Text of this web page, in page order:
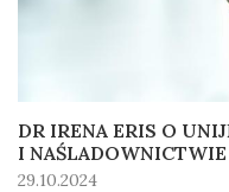
DR IRENA ERIS O
I
29.10.2024